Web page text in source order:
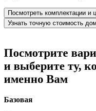
Посмотреть комплектации и
Узнать точную стоимость
Посмотрите
и выберите ту,
именно Вам
Базовая